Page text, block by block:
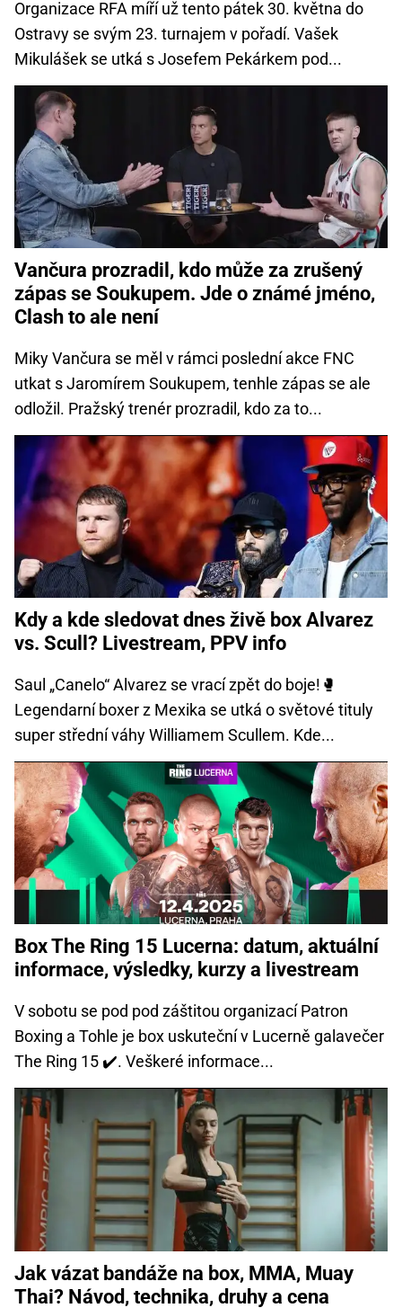
Organizace RFA míří už tento pátek 30. května do
Ostravy se svým 23. turnajem v pořadí. Vašek
Mikulášek se utká s Josefem Pekárkem pod...
Vančura prozradil, kdo může za zrušený
zápas se Soukupem. Jde o známé jméno,
Clash to ale není
Miky Vančura se měl v rámci poslední akce FNC
utkat s Jaromírem Soukupem, tenhle zápas se ale
odložil. Pražský trenér prozradil, kdo za to...
Kdy a kde sledovat dnes živě box Alvarez
vs. Scull? Livestream, PPV info
Saul „Canelo“ Alvarez se vrací zpět do boje!🥊
Legendarní boxer z Mexika se utká o světové tituly
super střední váhy Williamem Scullem. Kde...
Box The Ring 15 Lucerna: datum, aktuální
informace, výsledky, kurzy a livestream
V sobotu se pod pod záštitou organizací Patron
Boxing a Tohle je box uskuteční v Lucerně galavečer
The Ring 15 ✔️. Veškeré informace...
Jak vázat bandáže na box, MMA, Muay
Thai? Návod, technika, druhy a cena